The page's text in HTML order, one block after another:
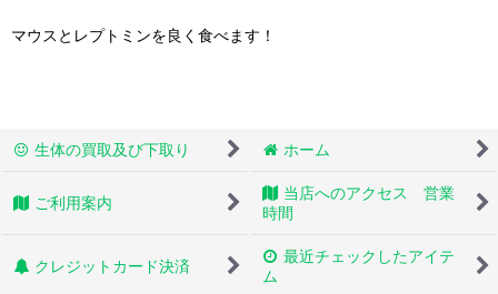
マウスとレプトミンを良く食べます！
生体の買取及び下取り ホーム
ご利用案内
当店へのアクセス 営業
時間
クレジットカード決済
最近チェックしたアイテ
ム